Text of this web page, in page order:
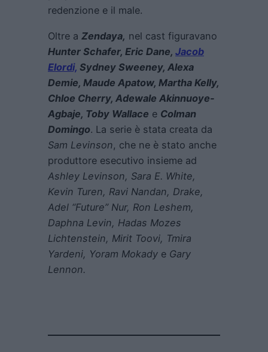
redenzione e il male.
Oltre a Zendaya, nel cast figuravano
Hunter Schafer, Eric Dane, Jacob
Elordi, Sydney Sweeney, Alexa
Demie, Maude Apatow, Martha Kelly,
Chloe Cherry, Adewale Akinnuoye-
Agbaje, Toby Wallace e Colman
Domingo. La serie è stata creata da
Sam Levinson, che ne è stato anche
produttore esecutivo insieme ad
Ashley Levinson, Sara E. White,
Kevin Turen, Ravi Nandan, Drake,
Adel “Future” Nur, Ron Leshem,
Daphna Levin, Hadas Mozes
Lichtenstein, Mirit Toovi, Tmira
Yardeni, Yoram Mokady e Gary
Lennon.